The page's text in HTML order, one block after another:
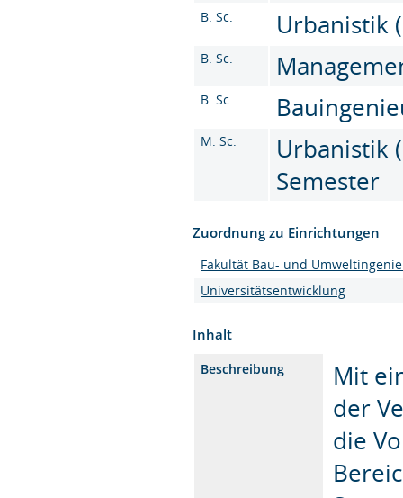
B. Sc. Urbanistik
B. Sc.
B. Sc.
M. Sc.
Urbanistik
Semester
Zuordnung zu Einrichtungen
Fakultät Bau- und
Universitätsentwicklung
Inhalt
Beschreibung
Mit
der
die